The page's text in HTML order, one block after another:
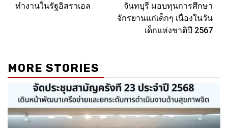
ทำงานในรัฐอิสราเอล
จันทบุรี มอบทุนการศึกษา
จักรยานแก่เด็กๆ เนื่องในวัน
เด็กแห่งชาติปี 2567
MORE STORIES